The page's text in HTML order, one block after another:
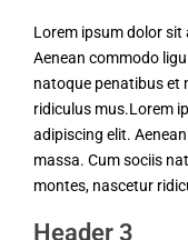
Lorem ipsum dolor sit
Aenean commodo
natoque penatibus et
ridiculus mus.Lorem
adipiscing elit.
massa. Cum sociis
montes, nascetur
Header 3